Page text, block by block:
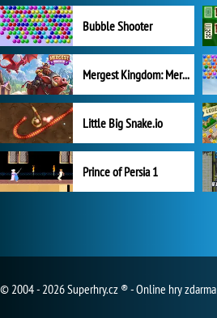
Bubble Shooter
Mergest Kingdom: Merge Puzzle
Little Big Snake.io
Prince of Persia 1
© 2004 - 2026 Superhry.cz ® - Online hry zdarma